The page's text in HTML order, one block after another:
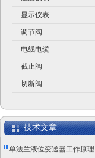
显示仪表
调节阀
电线电缆
截止阀
切断阀
技术文章
单法兰液位变送器工作原理